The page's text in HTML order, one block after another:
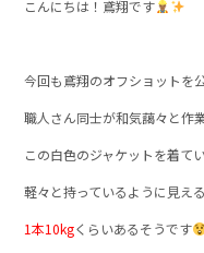
こんにちは！鳶翔です
今回も鳶翔のオフショットを
職人さん同士が和気藹々と作
この白色のジャケットを着て
軽々と持っているように見え
1本10kgくらいあるそうです